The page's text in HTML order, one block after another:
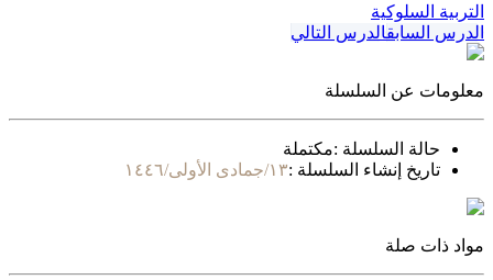
التربية السلوكية
الدرس السابقالدرس التالي
معلومات عن السلسلة
حالة السلسلة :مكتملة
تاريخ إنشاء السلسلة :١٣/جمادى الأولى/١٤٤٦
مواد ذات صلة